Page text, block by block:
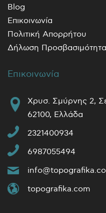
Blog
Επικοινωνία
Πολιτική Απορρήτου
Δήλωση
Επικοινωνία
Χρυσ. Σμύρνης 2,
62100, Ελλάδα
2321400934
6987055494
topografika.com